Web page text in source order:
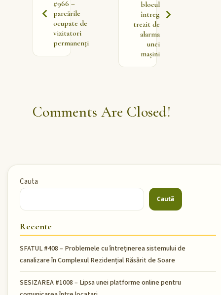
#966 –
parcările
ocupate de
vizitatori
permanenți
blocul
întreg
trezit de
alarma
unei
mașini
Comments Are Closed!
Cauta
Caută
Recente
SFATUL #408 – Problemele cu întreținerea sistemului de
canalizare în Complexul Rezidențial Răsărit de Soare
SESIZAREA #1008 – Lipsa unei platforme online pentru